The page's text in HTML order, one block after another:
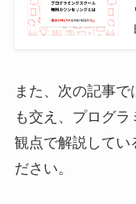
また、次の記事
も交え、プログ
観点で解説してい
ださい。